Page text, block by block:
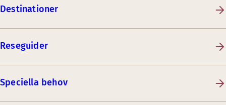
Destinationer
Reseguider
Speciella behov